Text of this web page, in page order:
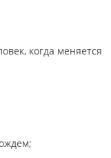
когда меняется